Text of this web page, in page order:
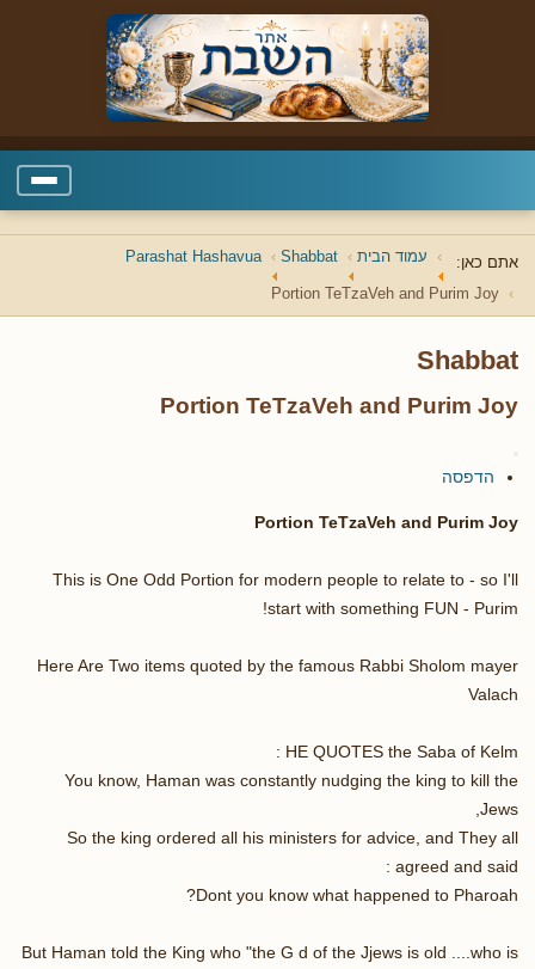
אתם כאן: עמוד הבית Shabbat
Parashat Hashavua
Portion TeTzaVeh and Purim Joy
Shabbat
Portion TeTzaVeh and Purim Joy
הדפסה
Portion TeTzaVeh and Purim Joy
This is One Odd Portion for modern people to relate to - so I'll
start with something FUN - Purim!
Here Are Two items quoted by the famous Rabbi Sholom mayer
Valach
HE QUOTES the Saba of Kelm :
You know, Haman was constantly nudging the king to kill the
Jews,
So the king ordered all his ministers for advice, and They all
agreed and said :
Dont you know what happened to Pharoah?
But Haman told the King who "the G d of the Jjews is old ....who is